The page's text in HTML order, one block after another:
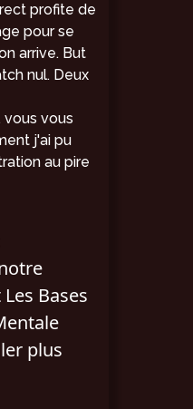
profite de
pour se
arrive. But
nul. Deux
vous vous
j'ai pu
au pire
Les Bases
plus